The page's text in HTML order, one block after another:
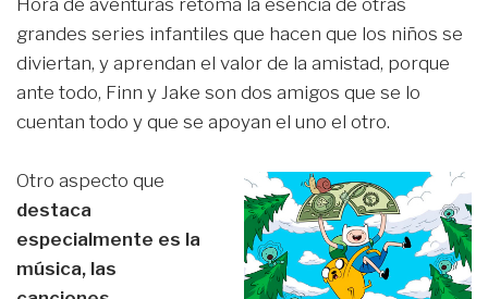
grandes series infantiles que hacen que los niños se
diviertan, y aprendan el valor de la amistad, porque
ante todo, Finn y Jake son dos amigos que se lo
cuentan todo y que se apoyan el uno el otro.
Otro aspecto que
destaca
especialmente es la
música, las